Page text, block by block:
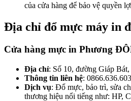
của cửa hàng để bảo vệ quyền
Địa chỉ đổ mực máy in
Cửa hàng mực in Phương
Địa chỉ: Số 10, đường Giáp
Thông tin liên hệ: 0866.636.603
Dịch vụ: Đổ mực, bảo trì, sửa
thương hiệu nổi tiếng như: HP,